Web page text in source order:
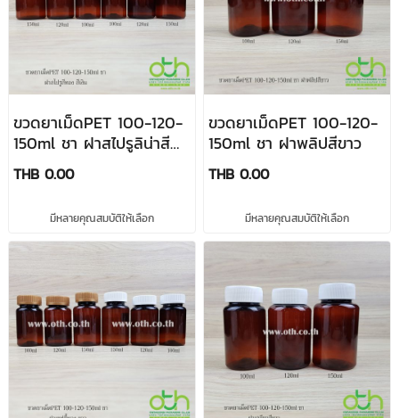
ขวดยาเม็ดPET 100-120-
150ml ชา ฝาสไปรูลิน่าสี
ทอง สีเงิน
THB 0.00
มีหลายคุณสมบัติให้เลือก
ขวดยาเม็ดPET 100-120-
150ml ชา ฝาพลิปสีขาว
THB 0.00
มีหลายคุณสมบัติให้เลือก